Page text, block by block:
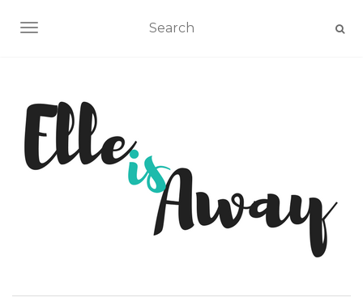
AFFICHER/MASQUER LA NAVIGATION